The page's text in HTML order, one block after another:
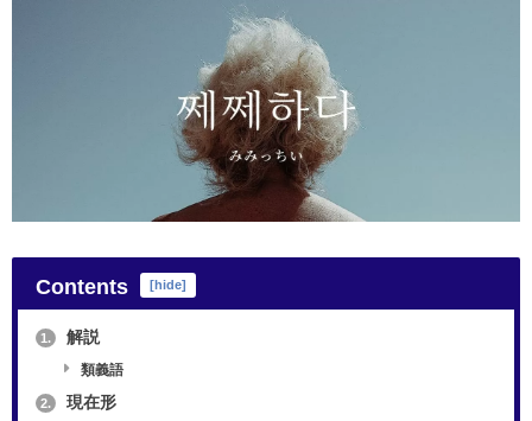
Contents [hide]
1. 解説
類義語
2. 現在形